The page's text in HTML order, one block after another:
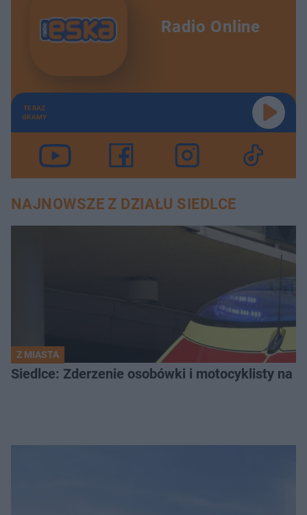
Radio Online
TERAZ
GRAMY
NAJNOWSZE Z DZIAŁU SIEDLCE
Z MIASTA
Siedlce: Zderzenie osobówki i motocyklisty na